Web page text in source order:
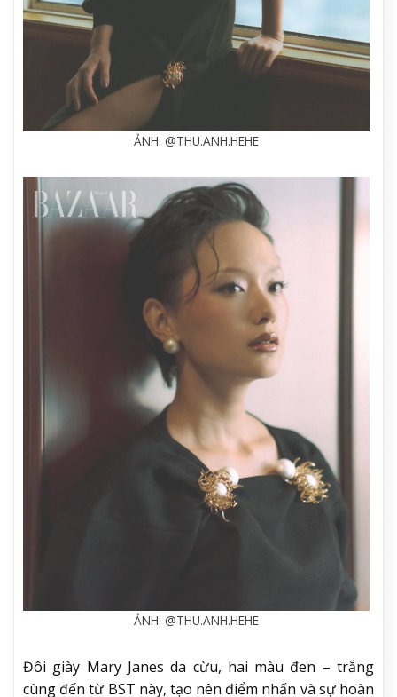
ẢNH: @THU.ANH.HEHE
ẢNH: @THU.ANH.HEHE
Đôi giày Mary Janes da cừu, hai màu đen – trắng
cùng đến từ BST này, tạo nên điểm nhấn và sự hoàn